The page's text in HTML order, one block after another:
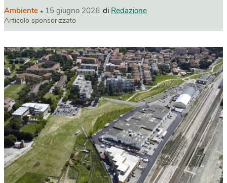
Ambiente 15 giugno 2026 di Redazione
Articolo sponsorizzato